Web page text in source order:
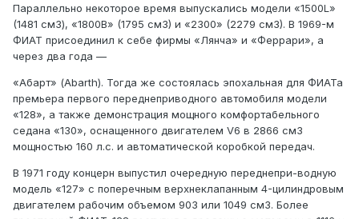
Параллельно некоторое время выпускались модели «1500L»
(1481 см3), «1800В» (1795 см3) и «2300» (2279 см3). В 1969-м
ФИАТ присоединил к себе фирмы «Лянча» и «Феррари», а
через два года —
«Абарт» (Abarth). Тогда же состоялась эпохальная для ФИАТа
премьера первого переднеприводного автомобиля модели
«128», а также демонстрация мощного комфортабельного
седана «130», оснащенного двигателем V6 в 2866 см3
мощностью 160 л.с. и автоматической коробкой передач.
В 1971 году концерн выпустил очередную переднепри-водную
модель «127» с поперечным верхнеклапанным 4-цилиндровым
двигателем рабочим объемом 903 или 1049 см3. Более